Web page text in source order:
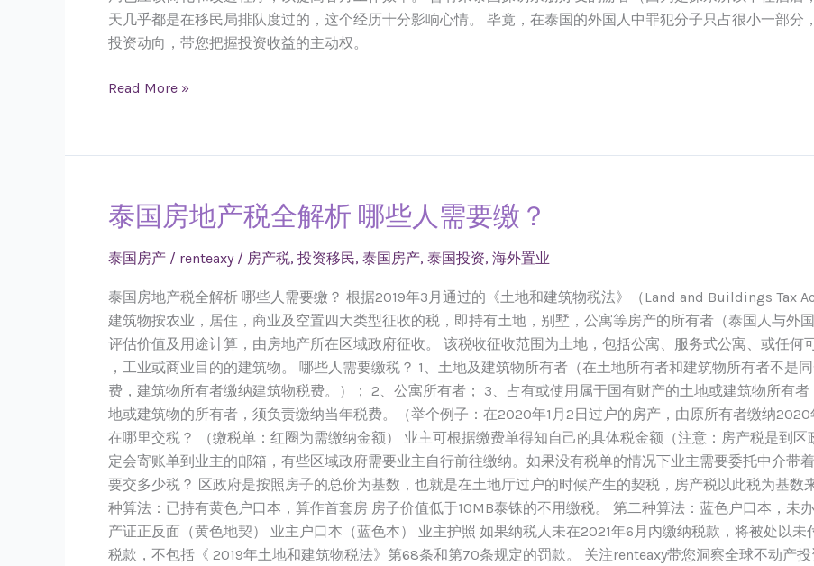
天几乎都是在移民局排队度过的，这个经历十分影响心情。 毕竟，在泰国的外国人中罪犯分子只占很小一部分
投资动向，带您把握投资收益的主动权。
Read More »
泰国房地产税全解析 哪些人需要缴？
泰国房产 / renteaxy / 房产税, 投资移民, 泰国房产, 泰国投资, 海外置业
泰国房地产税全解析 哪些人需要缴？ 根据2019年3月通过的《土地和建筑物税法》（Land and Buildings Tax
建筑物按农业，居住，商业及空置四大类型征收的税，即持有土地，别墅，公寓等房产的所有者（泰国人与外
评估价值及用途计算，由房地产所在区域政府征收。 该税收征收范围为土地，包括公寓、服务式公寓、或任何
，工业或商业目的的建筑物。 哪些人需要缴税？ 1、土地及建筑物所有者（在土地所有者和建筑物所有者不是
费，建筑物所有者缴纳建筑物税费。）； 2、公寓所有者； 3、占有或使用属于国有财产的土地或建筑物所有
地或建筑物的所有者，须负责缴纳当年税费。（举个例子：在2020年1月2日过户的房产，由原所有者缴纳2020
在哪里交税？ （缴税单：红圈为需缴纳金额） 业主可根据缴费单得知自己的具体税金额（注意：房产税是到
定会寄账单到业主的邮箱，有些区域政府需要业主自行前往缴纳。如果没有税单的情况下业主需要委托中介带
要交多少税？ 区政府是按照房子的总价为基数，也就是在土地厅过户的时候产生的契税，房产税以此税为基数
种算法：已持有黄色户口本，算作首套房 房子价值低于10MB泰铢的不用缴税。 第二种算法：蓝色户口本，未
产证正反面（黄色地契） 业主户口本（蓝色本） 业主护照 如果纳税人未在2021年6月内缴纳税款，将被处以
税款，不包括《 2019年土地和建筑物税法》第68条和第70条规定的罚款。 关注renteaxy带您洞察全球不动产投
泰
国
房
产
税
全
解
析
哪
些
人
需
要
缴？